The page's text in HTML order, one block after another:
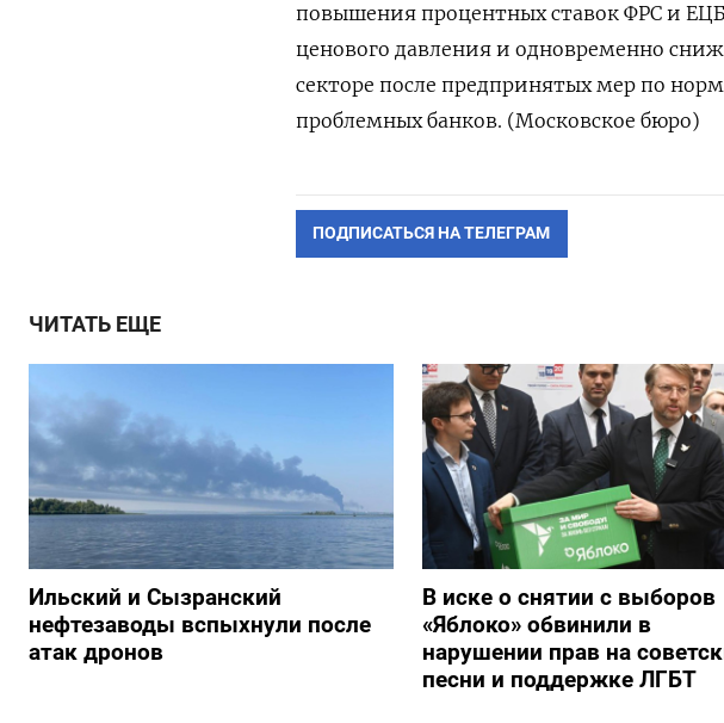
повышения процентных ставок ФРС и
ценового давления и одновременно
секторе после предпринятых мер по
проблемных банков. (Московское бюро)
ПОДПИСАТЬСЯ НА ТЕЛЕГРАМ
ЧИТАТЬ ЕЩЕ
Ильский и Сызранский
нефтезаводы вспыхнули после
атак дронов
В иске о снятии с выборов
«Яблоко» обвинили в
нарушении прав на
песни и поддержке ЛГБТ